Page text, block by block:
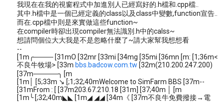
我現在在我的視窗程式中加進別人已經寫好的.h檔和.cpp檔..
其中.h檔中是一個已經定義的class以及class中變數,function宣告..
而在.cpp檔中則是來實做這些function~
在compiler時卻出現compiler無法識別.h中的calss~
想請問個位大大我是不是忽略什麼了~請大家幫我想想看
--
[1m╭──── [31mO [32mr [33mi [34mg [35mi [36mn [m: [1;36m<
不良牛牧場> [33m bbs.badcow.com.tw [32m(210.200.247.200)
[37m─────╮ [m
[1m│ [5;33m ↘ [;1;32;40mWelcome to SimFarm BBS [37m--
[31mFrom : [ [37m203.67.210.18 [31m] [37;40m │ [m
[1m╰ [;32;40m◣◣ [1m◢ ◢◢ [34m《 [37m不良牛免費撥接→電